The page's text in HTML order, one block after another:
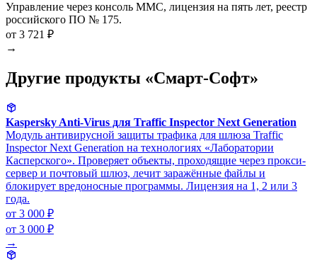
Управление через консоль MMC, лицензия на пять лет, реестр
российского ПО № 175.
от 3 721 ₽
→
Другие продукты «Смарт-Софт»
Kaspersky Anti-Virus для Traffic Inspector Next Generation
Модуль антивирусной защиты трафика для шлюза Traffic
Inspector Next Generation на технологиях «Лаборатории
Касперского». Проверяет объекты, проходящие через прокси-
сервер и почтовый шлюз, лечит заражённые файлы и
блокирует вредоносные программы. Лицензия на 1, 2 или 3
года.
от 3 000 ₽
от 3 000 ₽
→